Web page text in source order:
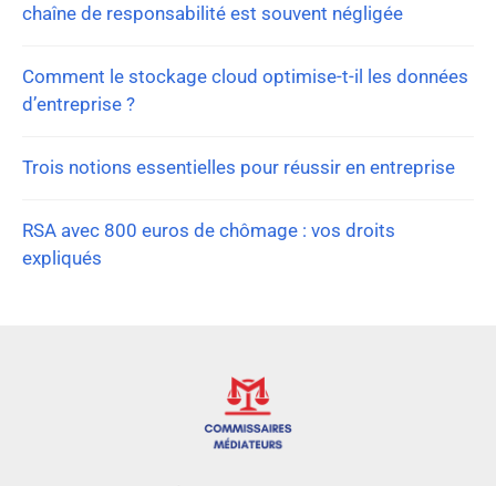
chaîne de responsabilité est souvent négligée
Comment le stockage cloud optimise-t-il les données
d’entreprise ?
Trois notions essentielles pour réussir en entreprise
RSA avec 800 euros de chômage : vos droits
expliqués